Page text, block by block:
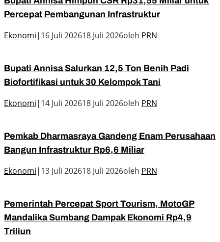
Percepat Pembangunan Infrastruktur
Ekonomi| 16 Juli 202618 Juli 2026oleh PRN
Bupati Annisa Salurkan 12,5 Ton Benih Padi
Biofortifikasi untuk 30 Kelompok Tani
Ekonomi| 14 Juli 202618 Juli 2026oleh PRN
Pemkab Dharmasraya Gandeng Enam Perusahaan
Bangun Infrastruktur Rp6,6 Miliar
Ekonomi| 13 Juli 202618 Juli 2026oleh PRN
Pemerintah Percepat Sport Tourism, MotoGP
Mandalika Sumbang Dampak Ekonomi Rp4,9
Triliun